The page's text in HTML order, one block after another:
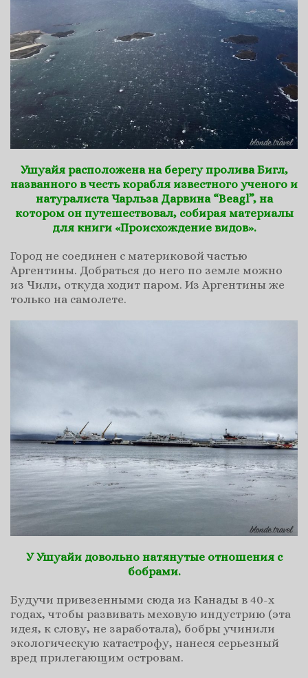
Ушуайя расположена на берегу пролива Бигл,
названного в честь корабля известного ученого и
натуралиста Чарльза Дарвина “Beagl”, на
котором он путешествовал, собирая материалы
для книги «Происхождение видов».
Город не соединен с материковой частью
Аргентины. Добраться до него по земле можно
из Чили, откуда ходит паром. Из Аргентины же
только на самолете.
У Ушуайи довольно натянутые отношения с
бобрами.
Будучи привезенными сюда из Канады в 40-х
годах, чтобы развивать меховую индустрию (эта
идея, к слову, не заработала), бобры учинили
экологическую катастрофу, нанеся серьезный
вред прилегающим островам.